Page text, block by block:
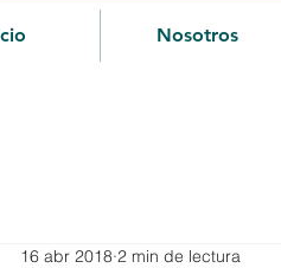
Nosotros
16 abr 2018 2 min de lectura